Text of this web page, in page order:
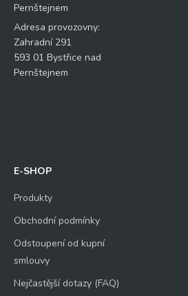
Pernštejnem
Adresa provozovny:
Zahradní 291
593 01 Bystřice nad
Pernštejnem
E-SHOP
Produkty
Obchodní podmínky
Odstoupení od kupní
smlouvy
Nejčastější dotazy (FAQ)